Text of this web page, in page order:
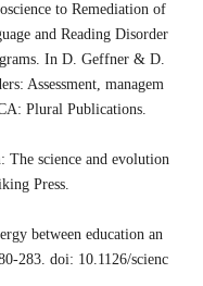
to Remediation of
and Reading Disorder
In D. Geffner & D.
Assessment, managem
Plural Publications.
The science and evolution
Press.
between education an
283. doi: 10.1126/scienc